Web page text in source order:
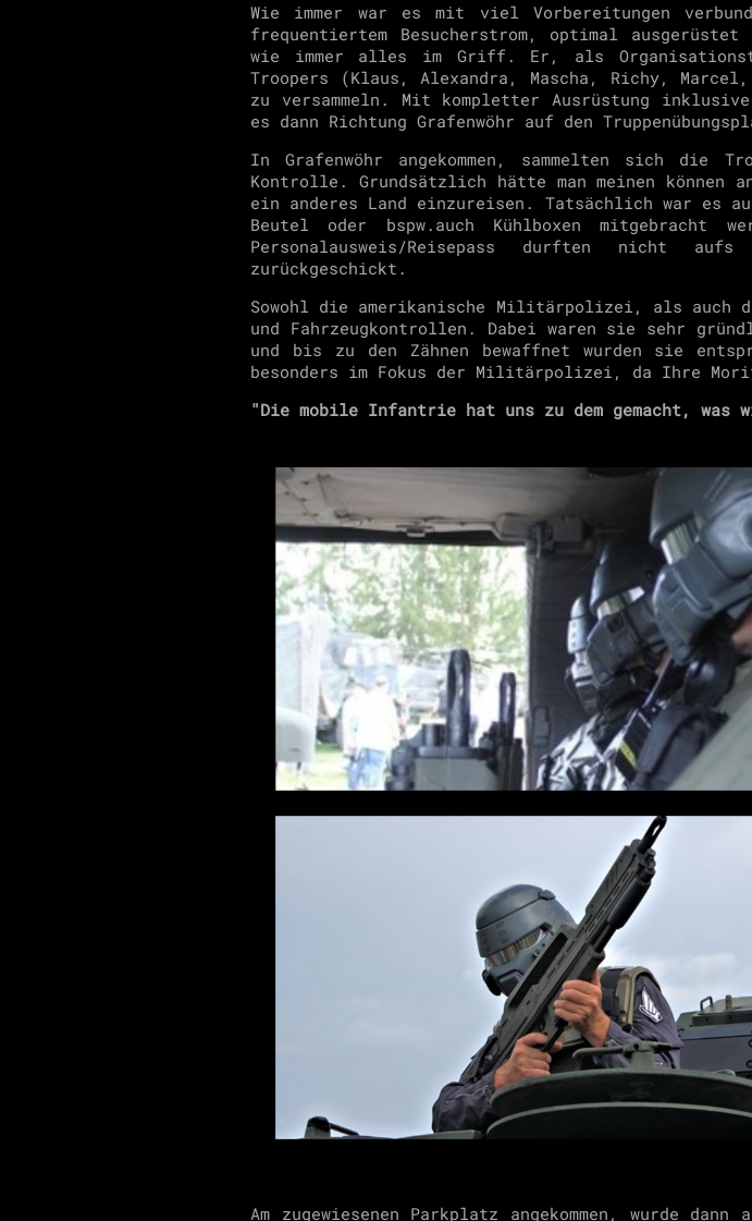
Wie immer war es mit viel Vorbereitungen
frequentiertem Besucherstrom, optimal
wie immer alles im Griff. Er, als
Troopers (Klaus, Alexandra, Mascha, Richy,
zu versammeln. Mit kompletter Ausrüstung
es dann Richtung Grafenwöhr auf den
In Grafenwöhr angekommen, sammelten sich die
Kontrolle. Grundsätzlich hätte man meinen
ein anderes Land einzureisen. Tatsächlich war es
Beutel oder bspw.auch Kühlboxen mitgebracht
Personalausweis/Reisepass durften nicht
zurückgeschickt.
Sowohl die amerikanische Militärpolizei, als auch
und Fahrzeugkontrollen. Dabei waren sie sehr
und bis zu den Zähnen bewaffnet wurden sie
besonders im Fokus der Militärpolizei, da Ihre
"Die mobile Infantrie hat uns zu dem gemacht, was
Am zugewiesenen Parkplatz angekommen, wurde